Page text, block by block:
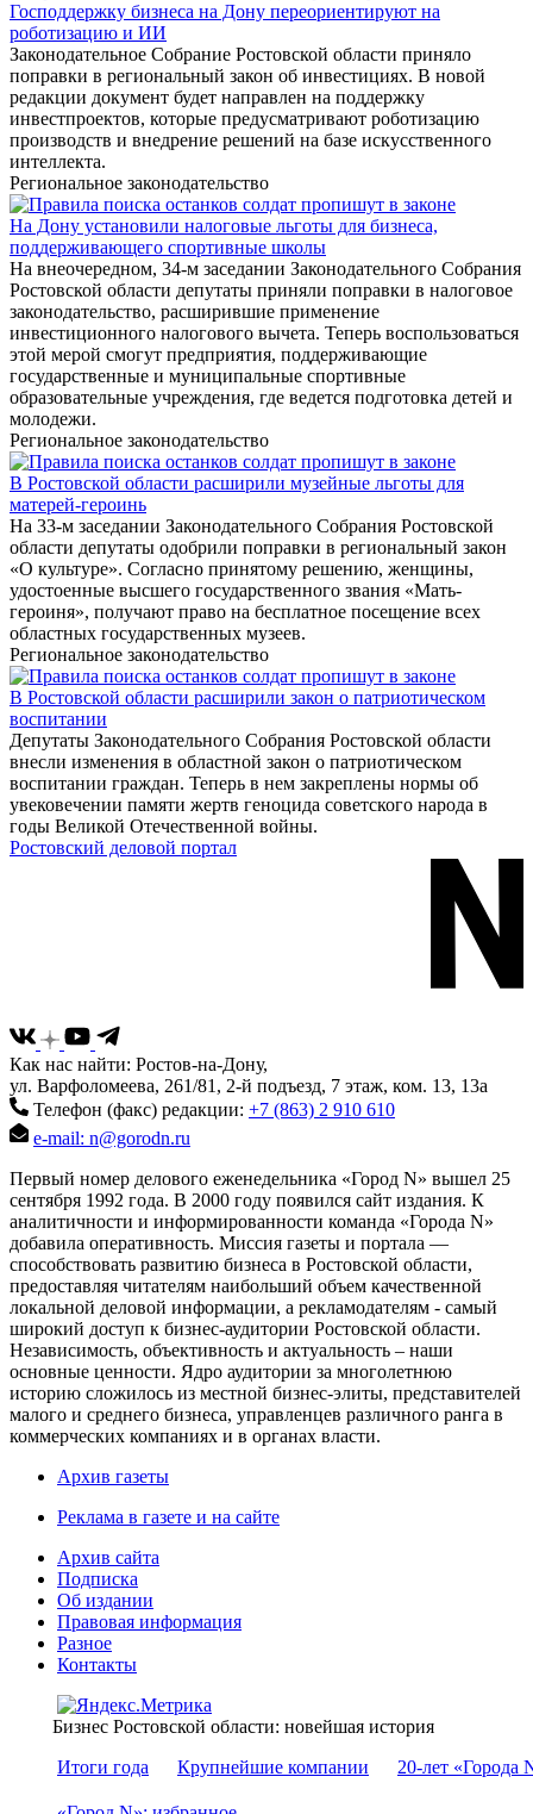
Господдержку бизнеса на Дону переориентируют на
роботизацию и ИИ
Законодательное Собрание Ростовской области приняло
поправки в региональный закон об инвестициях. В новой
редакции документ будет направлен на поддержку
инвестпроектов, которые предусматривают роботизацию
производств и внедрение решений на базе искусственного
интеллекта.
Региональное законодательство
На Дону установили налоговые льготы для бизнеса,
поддерживающего спортивные школы
На внеочередном, 34-м заседании Законодательного Собрания
Ростовской области депутаты приняли поправки в налоговое
законодательство, расширившие применение
инвестиционного налогового вычета. Теперь воспользоваться
этой мерой смогут предприятия, поддерживающие
государственные и муниципальные спортивные
образовательные учреждения, где ведется подготовка детей и
молодежи.
Региональное законодательство
В Ростовской области расширили музейные льготы для
матерей-героинь
На 33-м заседании Законодательного Собрания Ростовской
области депутаты одобрили поправки в региональный закон
«О культуре». Согласно принятому решению, женщины,
удостоенные высшего государственного звания «Мать-
героиня», получают право на бесплатное посещение всех
областных государственных музеев.
Региональное законодательство
В Ростовской области расширили закон о патриотическом
воспитании
Депутаты Законодательного Собрания Ростовской области
внесли изменения в областной закон о патриотическом
воспитании граждан. Теперь в нем закреплены нормы об
увековечении памяти жертв геноцида советского народа в
годы Великой Отечественной войны.
Ростовский деловой портал
Как нас найти: Ростов-на-Дону,
ул. Варфоломеева, 261/81, 2-й подъезд, 7 этаж, ком. 13, 13а
Телефон (факс) редакции: +7 (863) 2 910 610
e-mail: n@gorodn.ru
Первый номер делового еженедельника «Город N» вышел 25
сентября 1992 года. В 2000 году появился сайт издания. К
аналитичности и информированности команда «Города N»
добавила оперативность. Миссия газеты и портала —
способствовать развитию бизнеса в Ростовской области,
предоставляя читателям наибольший объем качественной
локальной деловой информации, а рекламодателям - самый
широкий доступ к бизнес-аудитории Ростовской области.
Независимость, объективность и актуальность – наши
основные ценности. Ядро аудитории за многолетнюю
историю сложилось из местной бизнес-элиты, представителей
малого и среднего бизнеса, управленцев различного ранга в
коммерческих компаниях и в органах власти.
Архив газеты
Реклама в газете и на сайте
Архив сайта
Подписка
Об издании
Правовая информация
Разное
Контакты
Бизнес Ростовской области: новейшая история
Итоги года
Крупнейшие компании 20-лет «Города